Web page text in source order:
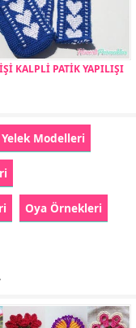
KALPLİ PATİK YAPILIŞI
Modelleri
Oya Örnekleri